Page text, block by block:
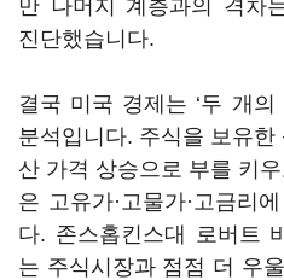
만 나머지 계층과의 격차
진단했습니다.
결국 미국 경제는 ‘두 개
분석입니다. 주식을 보유
산 가격 상승으로 부를 키
은 고유가·고물가·고금리
다. 존스홉킨스대 로버트
는 주식시장과 점점 더 우